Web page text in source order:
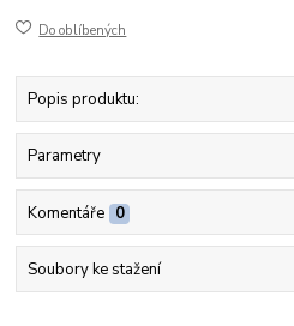
Do oblíbených
Popis produktu:
Parametry
Komentáře 0
Soubory ke stažení